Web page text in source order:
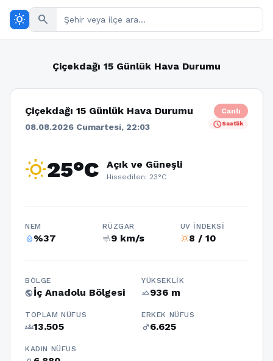
wb_sunny search
Çiçekdağı 15 Günlük Hava Durumu
Çiçekdağı 15 Günlük Hava Durumu
08.08.2026 Cumartesi, 22:03
Canlı
scheduleSaatlik
wb_sunny25°C Açık ve Güneşli
Hissedilen: 23°C
NEM
humidity_percentage%37
RÜZGAR
air9 km/s
UV İNDEKSI
wb_sunny8 / 10
BÖLGE
publicİç Anadolu Bölgesi
YÜKSEKLIK
terrain936 m
TOPLAM NÜFUS
groups13.505
ERKEK NÜFUS
male6.625
KADIN NÜFUS